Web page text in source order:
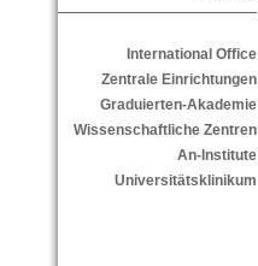
International Office
Zentrale Einrichtungen
Graduierten-Akademie
Wissenschaftliche Zentren
An-Institute
Universitätsklinikum